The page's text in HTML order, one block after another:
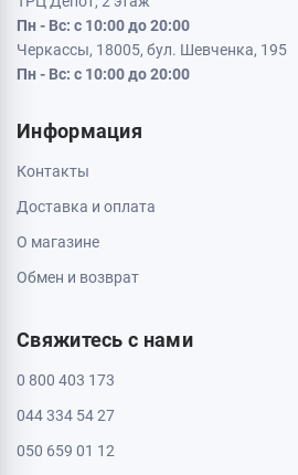
Пн - Вс: с 10:00 до 20:00
Черкассы, 18005, бул. Шевченка, 195
Пн - Вс: с 10:00 до 20:00
Информация
Контакты
Доставка и оплата
О магазине
Обмен и возврат
Свяжитесь с нами
0 800 403 173
044 334 54 27
050 659 01 12